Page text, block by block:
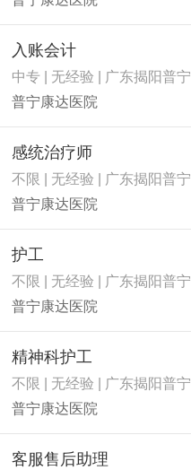
入账会计
中专 | 无经验 | 广东揭阳普宁
普宁康达医院
感统治疗师
不限 | 无经验 | 广东揭阳普宁
普宁康达医院
护工
不限 | 无经验 | 广东揭阳普宁
普宁康达医院
精神科护工
不限 | 无经验 | 广东揭阳普宁
普宁康达医院
客服售后助理